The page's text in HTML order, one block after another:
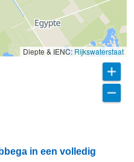
Diepte & IENC: Rijkswaterstaat
in een volledig